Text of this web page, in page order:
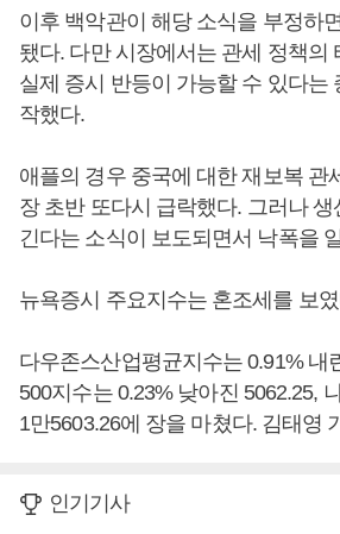
이후 백악관이 해당 소식을 부정하
됐다. 다만 시장에서는 관세 정책의
실제 증시 반등이 가능할 수 있다는
작했다.
애플의 경우 중국에 대한 재보복 관
장 초반 또다시 급락했다. 그러나
긴다는 소식이 보도되면서 낙폭을
뉴욕증시 주요지수는 혼조세를 보
다우존스산업평균지수는 0.91% 내
500지수는 0.23% 낮아진 5062.25,
1만5603.26에 장을 마쳤다. 김태영
인기기사